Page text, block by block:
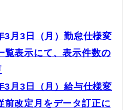
3月3日（月）勤怠仕様変
覧表示にて、表示件数の
3月3日（月）給与仕様変
前改定月をデータ訂正に